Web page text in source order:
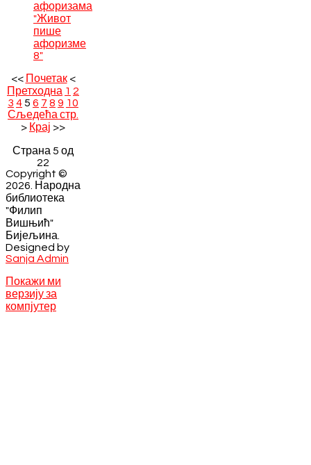
афоризама
"Живот
пише
афоризме
8"
<< Почетак<
Претходна 1 2
3 45 6 7 8 9 10
Сљедећа стр.
> Крај >>
Страна 5 од
22
Copyright ©
2026. Народна
библиотека
"Филип
Вишњић"
Бијељина.
Designed by
Sanja Admin
Покажи ми
верзију за
компјутер